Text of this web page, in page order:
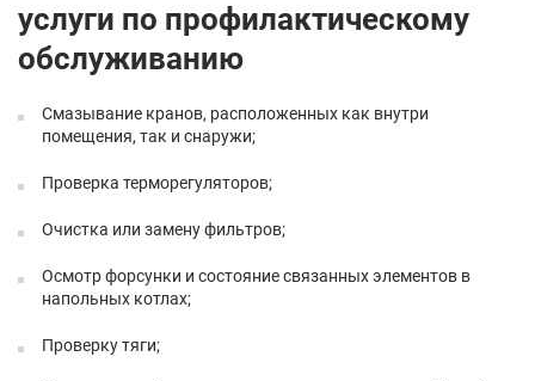
услуги по профилактическому
обслуживанию
Смазывание кранов, расположенных как внутри
помещения, так и снаружи;
Проверка терморегуляторов;
Очистка или замену фильтров;
Осмотр форсунки и состояние связанных элементов в
напольных котлах;
Проверку тяги;